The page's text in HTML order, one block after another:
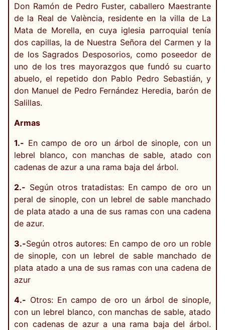
Don Ramón de Pedro Fuster, caballero Maestrante
de la Real de València, residente en la villa de La
Mata de Morella, en cuya iglesia parroquial tenía
dos capillas, la de Nuestra Señora del Carmen y la
de los Sagrados Desposorios, como poseedor de
uno de los tres mayorazgos que fundó su cuarto
abuelo, el repetido don Pablo Pedro Sebastián, y
don Manuel de Pedro Fernández Heredia, barón de
Salillas.
Armas
1.- En campo de oro un árbol de sinople, con un
lebrel blanco, con manchas de sable, atado con
cadenas de azur a una rama baja del árbol.
2.- Según otros tratadistas: En campo de oro un
peral de sinople, con un lebrel de sable manchado
de plata atado a una de sus ramas con una cadena
de azur.
3.-Según otros autores: En campo de oro un roble
de sinople, con un lebrel de sable manchado de
plata atado a una de sus ramas con una cadena de
azur
4.- Otros: En campo de oro un árbol de sinople,
con un lebrel blanco, con manchas de sable, atado
con cadenas de azur a una rama baja del árbol.